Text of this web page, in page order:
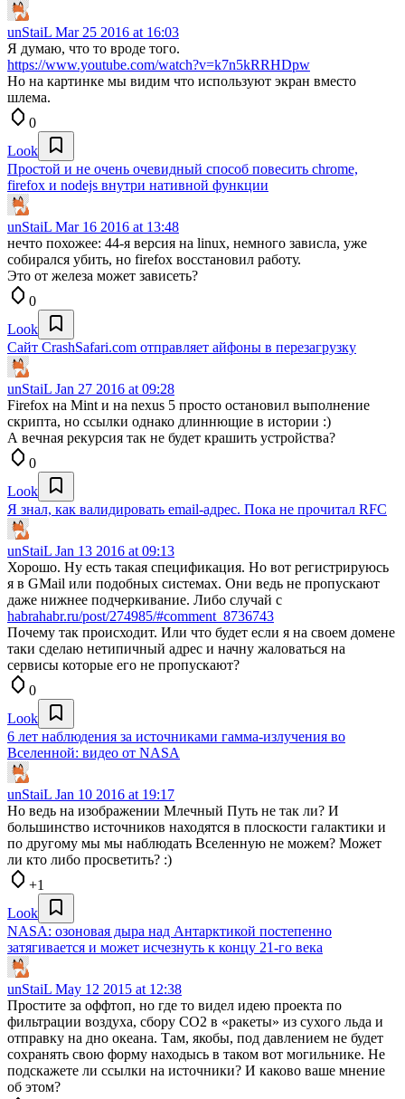
unStaiL Mar 25 2016 at 16:03
Я думаю, что то вроде того.
https://www.youtube.com/watch?v=k7n5kRRHDpw
Но на картинке мы видим что используют экран вместо
шлема.
0
Look
Простой и не очень очевидный способ повесить chrome,
firefox и nodejs внутри нативной функции
unStaiL Mar 16 2016 at 13:48
нечто похожее: 44-я версия на linux, немного зависла, уже
собирался убить, но firefox восстановил работу.
Это от железа может зависеть?
0
Look
Сайт CrashSafari.com отправляет айфоны в перезагрузку
unStaiL Jan 27 2016 at 09:28
Firefox на Mint и на nexus 5 просто остановил выполнение
скрипта, но ссылки однако длиннющие в истории :)
А вечная рекурсия так не будет крашить устройства?
0
Look
Я знал, как валидировать email-адрес. Пока не прочитал RFC
unStaiL Jan 13 2016 at 09:13
Хорошо. Ну есть такая спецификация. Но вот регистрируюсь
я в GMail или подобных системах. Они ведь не пропускают
даже нижнее подчеркивание. Либо случай с
habrahabr.ru/post/274985/#comment_8736743
Почему так происходит. Или что будет если я на своем домене
таки сделаю нетипичный адрес и начну жаловаться на
сервисы которые его не пропускают?
0
Look
6 лет наблюдения за источниками гамма-излучения во
Вселенной: видео от NASA
unStaiL Jan 10 2016 at 19:17
Но ведь на изображении Млечный Путь не так ли? И
большинство источников находятся в плоскости галактики и
по другому мы мы наблюдать Вселенную не можем? Может
ли кто либо просветить? :)
+1
Look
NASA: озоновая дыра над Антарктикой постепенно
затягивается и может исчезнуть к концу 21-го века
unStaiL May 12 2015 at 12:38
Простите за оффтоп, но где то видел идею проекта по
фильтрации воздуха, сбору СО2 в «ракеты» из сухого льда и
отправку на дно океана. Там, якобы, под давлением не будет
сохранять свою форму находысь в таком вот могильнике. Не
подскажете ли ссылки на источники? И каково ваше мнение
об этом?